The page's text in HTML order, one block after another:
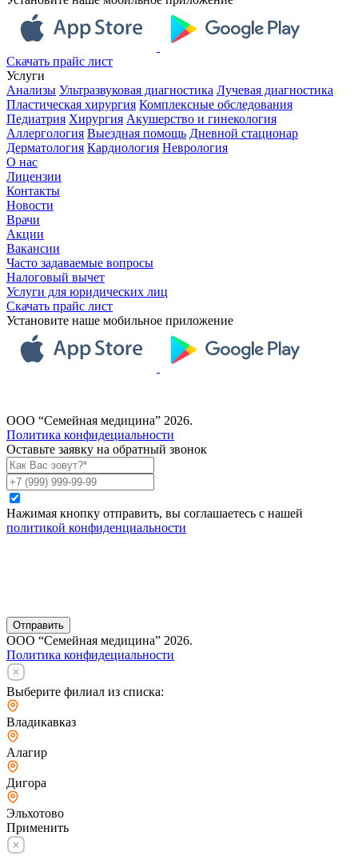
Скачать прайс лист
Услуги
Анализы Ультразвуковая диагностика Лучевая диагностика
Пластическая хирургия Комплексные обследования
Педиатрия Хирургия Акушерство и гинекология
Аллергология Выездная помощь Дневной стационар
Дерматология Кардиология Неврология
О нас
Лицензии
Контакты
Новости
Врачи
Акции
Вакансии
Часто задаваемые вопросы
Налоговый вычет
Услуги для юридических лиц
Скачать прайс лист
Установите наше мобильное приложение
ООО “Семейная медицина” 2026.
Политика конфидециальности
Оставьте заявку на обратный звонок
Нажимая кнопку отправить, вы соглашаетесь с нашей
политикой конфиденциальности
Отправить
ООО “Семейная медицина” 2026.
Политика конфидециальности
Выберите филиал из списка:
Владикавказ
Алагир
Дигора
Эльхотово
Применить